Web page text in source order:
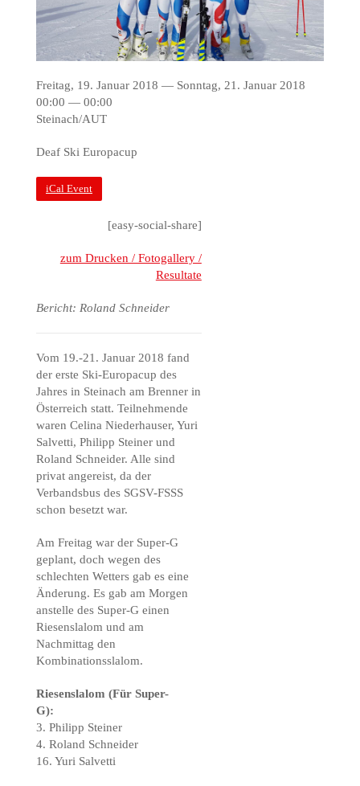
[easy-social-share]
zum Drucken / Fotogallery /
Resultate
Bericht: Roland Schneider
Vom 19.-21. Januar 2018 fand
der erste Ski-Europacup des
Jahres in Steinach am Brenner in
Österreich statt. Teilnehmende
waren Celina Niederhauser, Yuri
Salvetti, Philipp Steiner und
Roland Schneider. Alle sind
privat angereist, da der
Verbandsbus des SGSV-FSSS
schon besetzt war.
Am Freitag war der Super-G
geplant, doch wegen des
schlechten Wetters gab es eine
Änderung. Es gab am Morgen
anstelle des Super-G einen
Riesenslalom und am
Nachmittag den
Kombinationsslalom.
Riesenslalom (Für Super-
G):
3. Philipp Steiner
4. Roland Schneider
16. Yuri Salvetti
Freitag, 19. Januar 2018 — Sonntag, 21. Januar 2018
00:00 — 00:00
Steinach/AUT
Deaf Ski Europacup
iCal Event